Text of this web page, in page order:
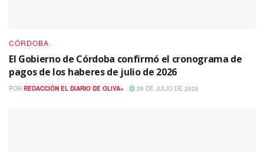
CÓRDOBA
El Gobierno de Córdoba confirmó el cronograma de
pagos de los haberes de julio de 2026
POR REDACCIÓN EL DIARIO DE OLIVA+ 28 DE JULIO DE 2026